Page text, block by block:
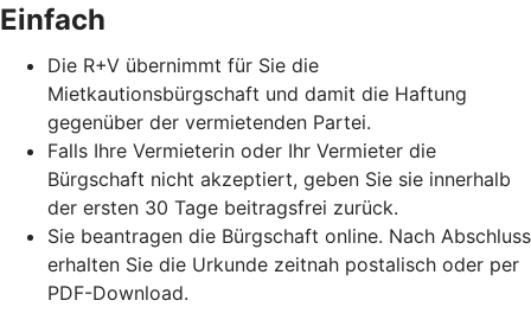
Einfach
Die R+V übernimmt für Sie die
Mietkautionsbürgschaft und damit die Haftung
gegenüber der vermietenden Partei.
Falls Ihre Vermieterin oder Ihr Vermieter die
Bürgschaft nicht akzeptiert, geben Sie sie innerhalb
der ersten 30 Tage beitragsfrei zurück.
Sie beantragen die Bürgschaft online. Nach Abschluss
erhalten Sie die Urkunde zeitnah postalisch oder per
PDF-Download.